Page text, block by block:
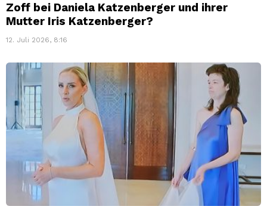
Zoff bei Daniela Katzenberger und ihrer
Mutter Iris Katzenberger?
12. Juli 2026, 8:16